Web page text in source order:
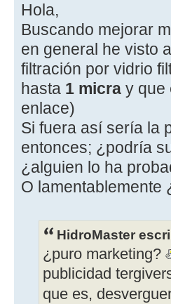
Hola,
Buscando mejorar
en general he visto
filtración por vidrio
hasta 1 micra y que
enlace)
Si fuera así sería la
entonces; ¿podría
¿alguien lo ha
O
HidroMaster
¿puro marketing?
publicidad
que es,